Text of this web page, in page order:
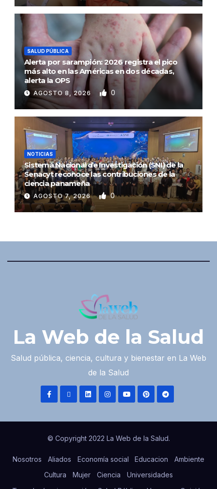
SALUD PÚBLICA
Alerta por sarampión: 2026 registra el pico
más alto en las Américas en dos décadas,
alerta la OPS
AGOSTO 8, 2026 0
NOTICIAS
Sistema Nacional de Investigación (SNI) de la
Senacyt reconoce las contribuciones de la
ciencia panameña
AGOSTO 7, 2026 0
La Web de la Salud
Salud pública, ciencia, cultura y bienestar en La Web
de la Salud
© Copyright 2022 La Web de la Salud.
Nosotros Aliados Economía social Educacion
Ambiente
Cultura
Mujer Ciencia
Universidades